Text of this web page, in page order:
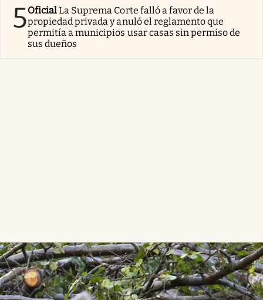
5OficialLa Suprema Corte falló a favor de la
propiedad privada y anuló el reglamento que
permitía a municipios usar casas sin permiso de
sus dueños